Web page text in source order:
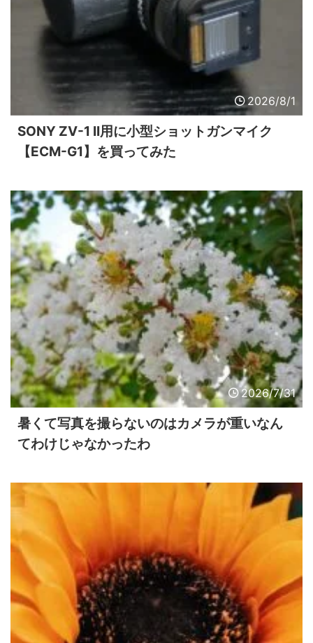
2026/8/1
SONY ZV-1 II用に小型ショットガンマイク
【ECM-G1】を買ってみた
2026/7/31
暑くて写真を撮らないのはカメラが重いなん
てわけじゃなかったわ